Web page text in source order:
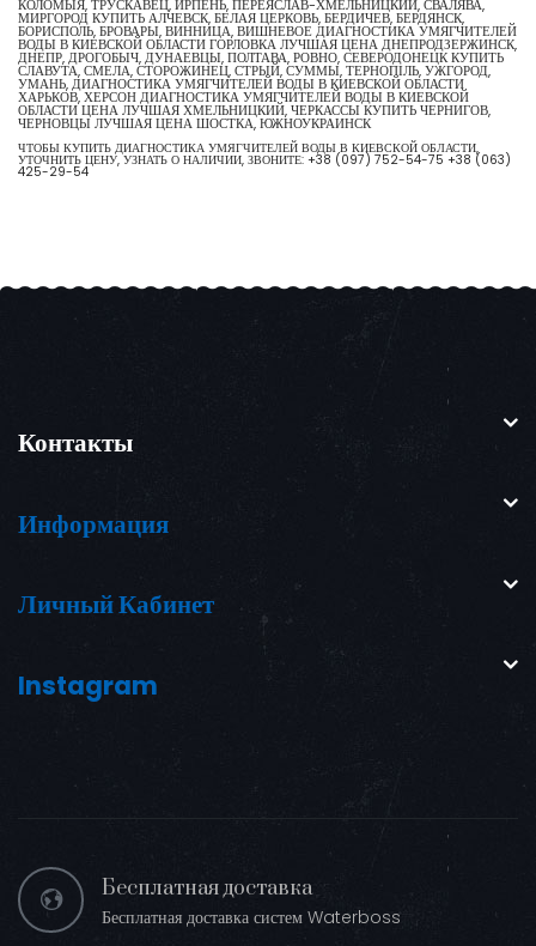
КОЛОМЫЯ, ТРУСКАВЕЦ, ИРПЕНЬ, ПЕРЕЯСЛАВ-ХМЕЛЬНИЦКИЙ, СВАЛЯВА,
МИРГОРОД КУПИТЬ АЛЧЕВСК, БЕЛАЯ ЦЕРКОВЬ, БЕРДИЧЕВ, БЕРДЯНСК,
БОРИСПОЛЬ, БРОВАРЫ, ВИННИЦА, ВИШНЕВОЕ ДИАГНОСТИКА УМЯГЧИТЕЛЕЙ
ВОДЫ В КИЕВСКОЙ ОБЛАСТИ ГОРЛОВКА ЛУЧШАЯ ЦЕНА ДНЕПРОДЗЕРЖИНСК,
ДНЕПР, ДРОГОБЫЧ, ДУНАЕВЦЫ, ПОЛТАВА, РОВНО, СЕВЕРОДОНЕЦК КУПИТЬ
СЛАВУТА, СМЕЛА, СТОРОЖИНЕЦ, СТРЫЙ, СУММЫ, ТЕРНОПІЛЬ, УЖГОРОД,
УМАНЬ, ДИАГНОСТИКА УМЯГЧИТЕЛЕЙ ВОДЫ В КИЕВСКОЙ ОБЛАСТИ
ХАРЬКОВ, ХЕРСОН ДИАГНОСТИКА УМЯГЧИТЕЛЕЙ ВОДЫ В КИЕВСКОЙ
ОБЛАСТИ ЦЕНА ЛУЧШАЯ ХМЕЛЬНИЦКИЙ, ЧЕРКАССЫ КУПИТЬ ЧЕРНИГОВ,
ЧЕРНОВЦЫ ЛУЧШАЯ ЦЕНА ШОСТКА, ЮЖНОУКРАИНСК
ЧТОБЫ КУПИТЬ ДИАГНОСТИКА УМЯГЧИТЕЛЕЙ ВОДЫ В КИЕВСКОЙ ОБЛАСТИ,
УТОЧНИТЬ ЦЕНУ, УЗНАТЬ О НАЛИЧИИ, ЗВОНИТЕ: +38 (097) 752-54-75 +38 (063)
425-29-54
Контакты
Информация
Личный Кабинет
Instagram
Бесплатная доставка
Бесплатная доставка систем Waterboss